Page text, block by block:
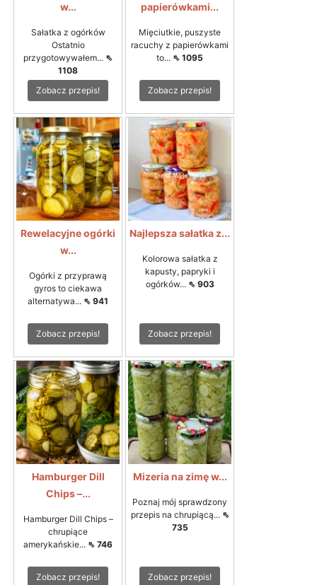
w...
Sałatka z ogórków
Ostatnio
przygotowywałem... ⇖
1108
Zobacz przepis!
papierówkami...
Mięciutkie, puszyste
racuchy z papierówkami
to... ⇖ 1095
Zobacz przepis!
Rewelacyjne ogórki
w...
Ogórki z przyprawą
gyros to ciekawa
alternatywa... ⇖ 941
Zobacz przepis!
Najlepsza sałatka z...
Kolorowa sałatka z
kapusty, papryki i
ogórków... ⇖ 903
Zobacz przepis!
Hamburger Dill
Chips –...
Hamburger Dill Chips –
chrupiące
amerykańskie... ⇖ 746
Zobacz przepis!
Mizeria na zimę w...
Poznaj mój sprawdzony
przepis na chrupiącą... ⇖
735
Zobacz przepis!